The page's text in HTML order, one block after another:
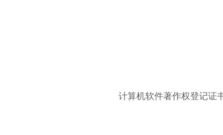
计算机软件著作权登记证